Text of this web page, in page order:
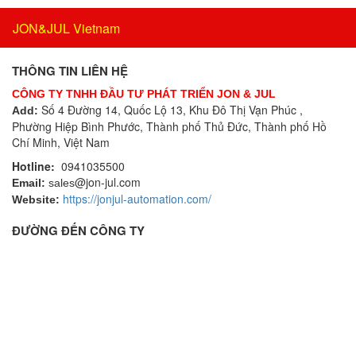
ECONEX
EGE
Elco Holding
Eletro Sensors
Eletta
Elfab
Elster/ Honeywell
Endress+Hauser
ENERDOOR
Engler Vietnam
EPCOS Vietnam
Bộ ghi dữ liệu
Bộ gia nhiệt
Bộ giao tiếp công nghiệp
Bộ hiển thị
Bộ khóa cửa
Bộ khởi động motor
Bộ khuếch đại
Bộ kiểm tra dầu
Bộ làm nóng sơ bộ dây
JON&JUL Vietnam
THÔNG TIN LIÊN HỆ
CÔNG TY TNHH ĐẦU TƯ PHÁT TRIỂN JON & JUL
Add: Số 4 Đường 14, Quốc Lộ 13, Khu Đô Thị Vạn Phúc ,
Phường Hiệp Bình Phước, Thành phố Thủ Đức, Thành phố Hồ
Chí Minh, Việt Nam
Hotline: 0941035500
Email: sales@jon-jul.com
Website: https://jonjul-automation.com/
ĐƯỜNG ĐẾN CÔNG TY